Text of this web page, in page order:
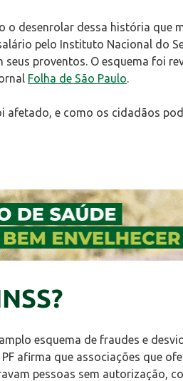
o desenrolar dessa história que
pelo Instituto Nacional do
proventos. O esquema foi
Folha de São Paulo.
afetado, e como os cidadãos
esquema de fraudes e
afirma que associações que
pessoas sem autorização,